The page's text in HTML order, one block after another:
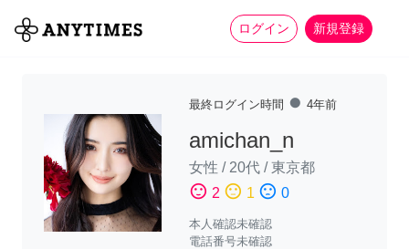
ログイン 新規登録
全て 家事 more_horiz
最終ログイン時間 fiber_manual_record 4年前
amichan_n
女性 / 20代 /東京都
sentiment_satisfied 2 sentiment_neutral 1 sentiment_dissatisfied 0
本人確認未確認
電話番号未確認